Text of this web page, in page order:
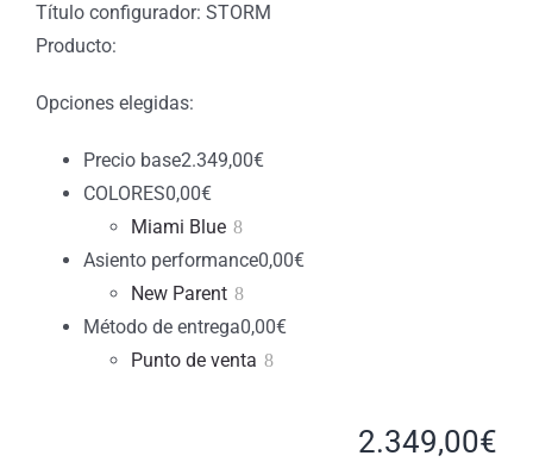
Título configurador: STORM
Producto:
Opciones elegidas:
Precio base2.349,00€
COLORES0,00€
Miami Blue
Asiento performance0,00€
New Parent
Método de entrega0,00€
Punto de venta
2.349,00€